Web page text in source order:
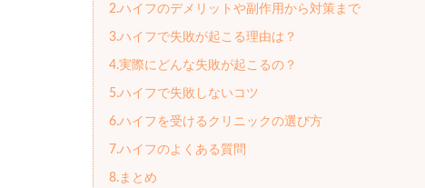
2.ハイフのデメリットや副作用から対策まで
3.ハイフで失敗が起こる理由は？
4.実際にどんな失敗が起こるの？
5.ハイフで失敗しないコツ
6.ハイフを受けるクリニックの選び方
7.ハイフのよくある質問
8.まとめ